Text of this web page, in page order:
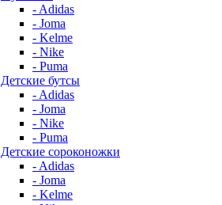
- Adidas
- Joma
- Kelme
- Nike
- Puma
Детские бутсы
- Adidas
- Joma
- Nike
- Puma
Детские сороконожки
- Adidas
- Joma
- Kelme